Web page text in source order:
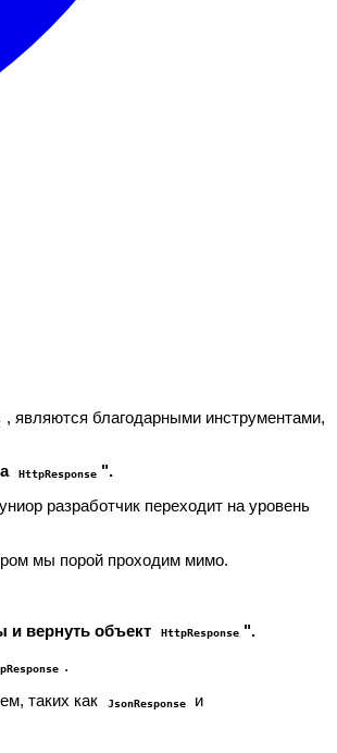
, являются благодарными инструментами,
HttpResponse ".
разработчик переходит на уровень
мы порой проходим мимо.
и вернуть объект HttpResponse ".
.
таких как JsonResponse и